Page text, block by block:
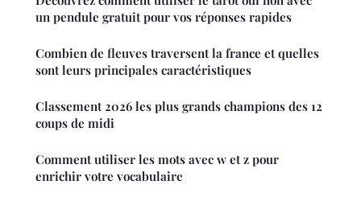
un pendule gratuit pour vos réponses rapides
Combien de fleuves traversent la france et quelles
sont leurs principales caractéristiques
Classement 2026 les plus grands champions des 12
coups de midi
Comment utiliser les mots avec w et z pour
enrichir votre vocabulaire